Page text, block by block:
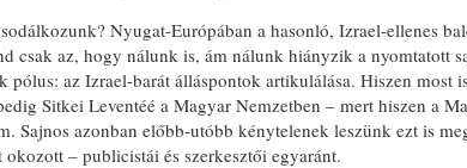
Nyugat-Európában a hasonló, Izrael-ellenes
csak az, hogy nálunk is, ám nálunk hiányzik a nyomtatott
pólus: az Izrael-barát álláspontok artikulálása. Hiszen most
Sitkei Leventéé a Magyar Nemzetben – mert hiszen a
Sajnos azonban előbb-utóbb kénytelenek leszünk ezt is
okozott – publicistái és szerkesztői egyaránt.